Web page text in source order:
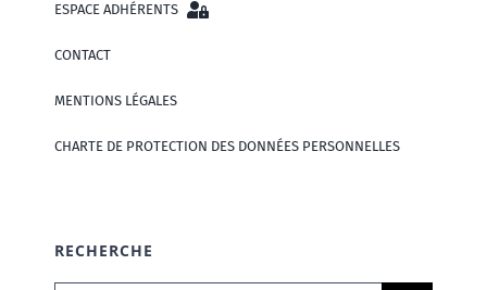
ESPACE ADHÉRENTS
CONTACT
MENTIONS LÉGALES
CHARTE DE PROTECTION DES DONNÉES PERSONNELLES
RECHERCHE